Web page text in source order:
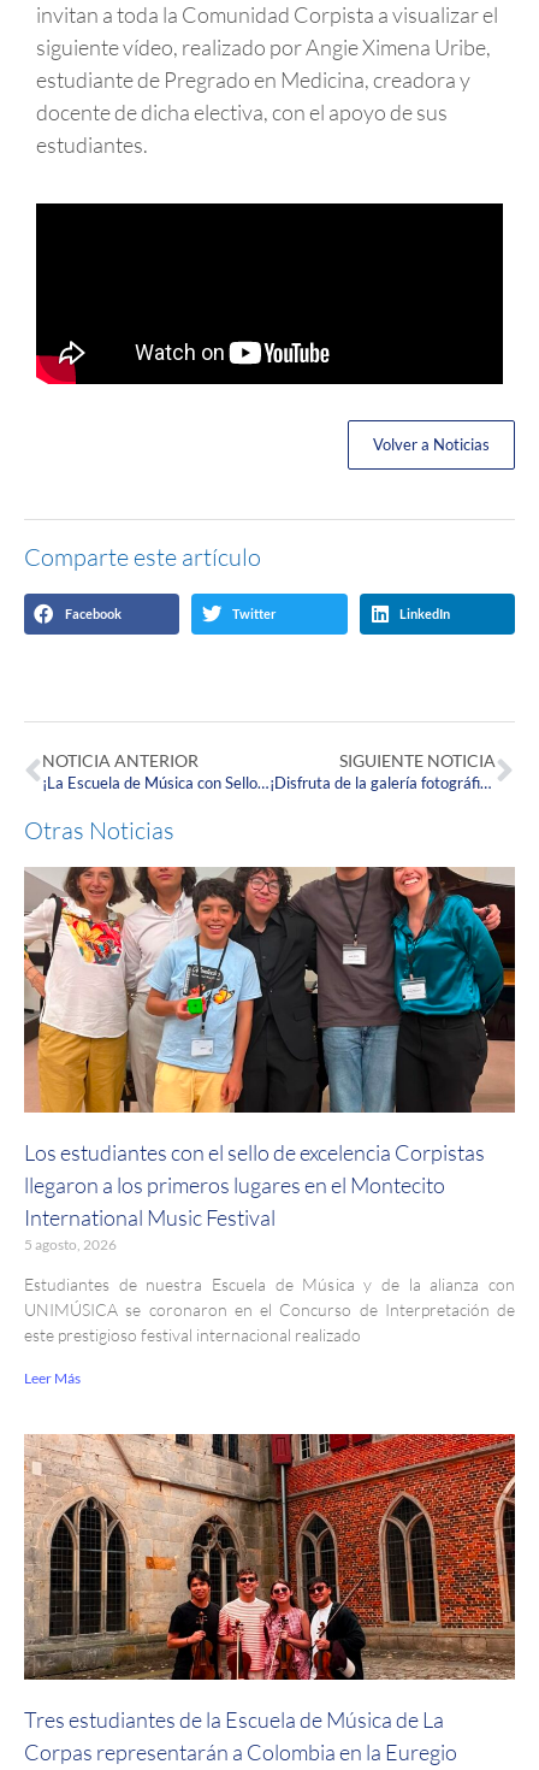
invitan a toda la Comunidad Corpista a visualizar el
siguiente vídeo, realizado por Angie Ximena Uribe,
estudiante de Pregrado en Medicina, creadora y
docente de dicha electiva, con el apoyo de sus
estudiantes.
Volver a Noticias
Comparte este artículo
Facebook Twitter LinkedIn
NOTICIA ANTERIOR
¡La Escuela de Música con Sello de Calidad Corpista participó en el Sexto Festival Internacional de Historia en Villa de Leyva!
SIGUIENTE NOTICIA
¡Disfruta de la galería fotográfica del primer día de la Semana de Puertas Abiertas 2023!
Otras Noticias
Los estudiantes con el sello de excelencia Corpistas
llegaron a los primeros lugares en el Montecito
International Music Festival
5 agosto, 2026
Estudiantes de nuestra Escuela de Música y de la alianza con
UNIMÚSICA se coronaron en el Concurso de Interpretación de
este prestigioso festival internacional realizado
Leer Más
Tres estudiantes de la Escuela de Música de La
Corpas representarán a Colombia en la Euregio